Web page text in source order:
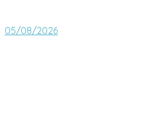
05/08/2026